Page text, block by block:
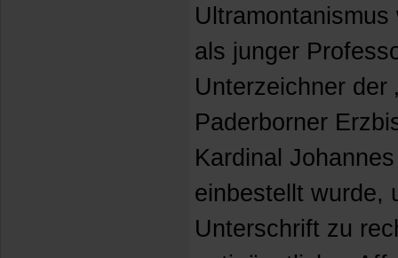
als junger
Unterzeichner der
Paderborner
Kardinal
einbestellt wurde,
Unterschrift zu